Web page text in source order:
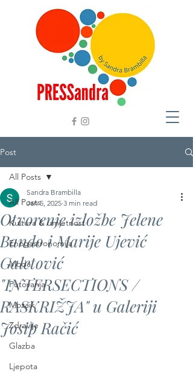
Post
All Posts
Kultura & umjetnost
Enogastronomija
Moda
Putovanja
Mozaik
Zdravlje
Glazba
Ljepota
All Posts
Otvorenje izložbe Jelene
Bando i Marije Ujević
Galetović
"INTERSECTIONS /
RASKRIŽJA" u Galeriji
Josip Račić
Sandra Brambilla
Jan 5, 2025 3 min read